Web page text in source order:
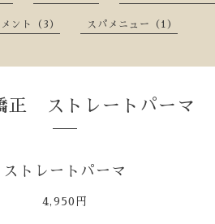
ント（3） スパメニュー（1）
ストレートパーマ
ストレートパーマ
4,950円